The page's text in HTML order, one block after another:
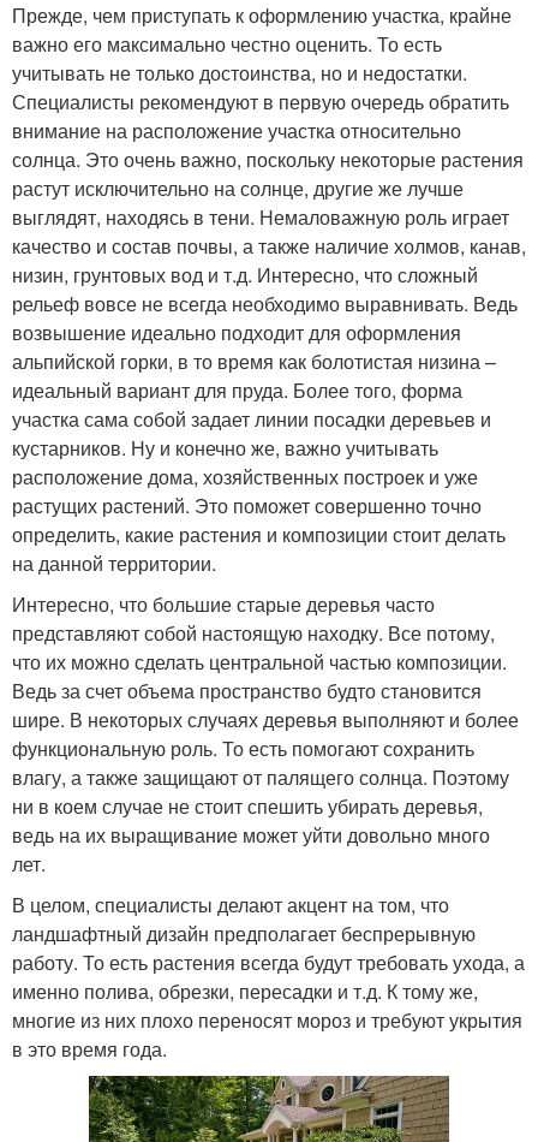
Прежде, чем приступать к оформлению участка, крайне
важно его максимально честно оценить. То есть
учитывать не только достоинства, но и недостатки.
Специалисты рекомендуют в первую очередь обратить
внимание на расположение участка относительно
солнца. Это очень важно, поскольку некоторые растения
растут исключительно на солнце, другие же лучше
выглядят, находясь в тени. Немаловажную роль играет
качество и состав почвы, а также наличие холмов, канав,
низин, грунтовых вод и т.д. Интересно, что сложный
рельеф вовсе не всегда необходимо выравнивать. Ведь
возвышение идеально подходит для оформления
альпийской горки, в то время как болотистая низина –
идеальный вариант для пруда. Более того, форма
участка сама собой задает линии посадки деревьев и
кустарников. Ну и конечно же, важно учитывать
расположение дома, хозяйственных построек и уже
растущих растений. Это поможет совершенно точно
определить, какие растения и композиции стоит делать
на данной территории.
Интересно, что большие старые деревья часто
представляют собой настоящую находку. Все потому,
что их можно сделать центральной частью композиции.
Ведь за счет объема пространство будто становится
шире. В некоторых случаях деревья выполняют и более
функциональную роль. То есть помогают сохранить
влагу, а также защищают от палящего солнца. Поэтому
ни в коем случае не стоит спешить убирать деревья,
ведь на их выращивание может уйти довольно много
лет.
В целом, специалисты делают акцент на том, что
ландшафтный дизайн предполагает беспрерывную
работу. То есть растения всегда будут требовать ухода, а
именно полива, обрезки, пересадки и т.д. К тому же,
многие из них плохо переносят мороз и требуют укрытия
в это время года.